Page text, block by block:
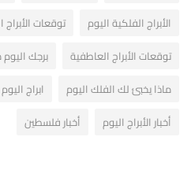
الأبراج الفلكية اليوم
توقعات الأبراج
توقعات الأبراج العاطفية
برجك اليوم
ماذا يخبئ لك الفلك اليوم
ابراج اليوم
أخبار الأبراج اليوم
أخبار فلسطين